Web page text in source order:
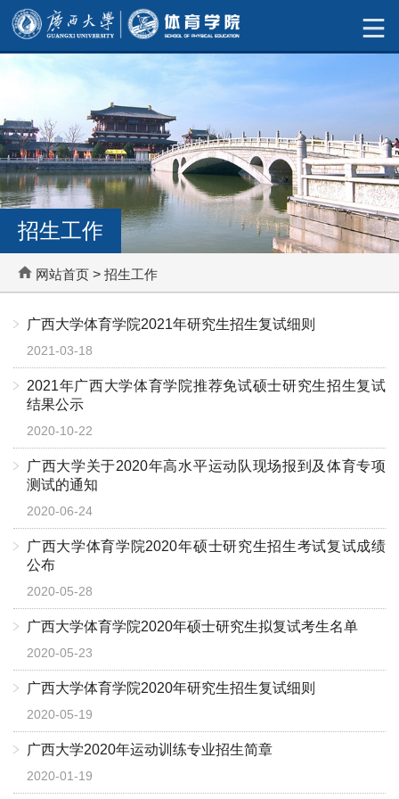
招生工作
网站首页 > 招生工作
广西大学体育学院2021年研究生招生复试细则
2021-03-18
2021年广西大学体育学院推荐免试硕士研究生招生复试
结果公示
2020-10-22
广西大学关于2020年高水平运动队现场报到及体育专项
测试的通知
2020-06-24
广西大学体育学院2020年硕士研究生招生考试复试成绩
公布
2020-05-28
广西大学体育学院2020年硕士研究生拟复试考生名单
2020-05-23
广西大学体育学院2020年研究生招生复试细则
2020-05-19
广西大学2020年运动训练专业招生简章
2020-01-19